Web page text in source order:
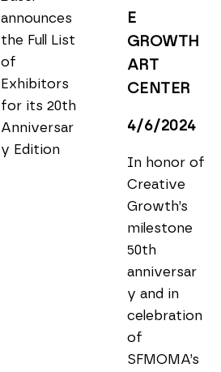
announces
the Full List
of
Exhibitors
for its 20th
Anniversar
y Edition
E
GROWTH
ART
CENTER
4/6/2024
In honor of
Creative
Growth’s
milestone
50th
anniversar
y and in
celebration
of
SFMOMA’s